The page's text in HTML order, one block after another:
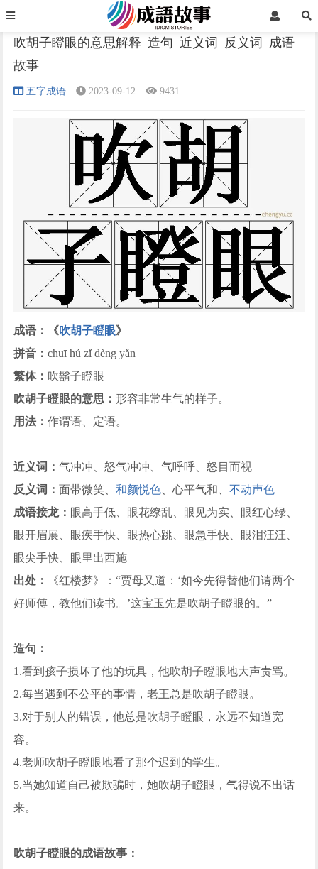
›
正文
吹胡子瞪眼的意思解释_造句_近义词_反义词_成语
故事
五字成语 2023-09-12 9431
成语：《吹胡子瞪眼》
拼音：chuī hú zǐ dèng yǎn
繁体： 吹鬍子瞪眼
吹胡子瞪眼的意思： 形容非常生气的样子。
用法：作谓语、定语。
近义词：气冲冲、怒气冲冲、气呼呼、怒目而视
反义词：面带微笑、和颜悦色 、心平气和、不动声色
成语接龙： 眼高手低、眼花缭乱、眼见为实、眼红心绿、
眼开眉展、眼疾手快、眼热心跳、眼急手快、眼泪汪汪、
眼尖手快、眼里出西施
出处：
《红楼梦》：“贾母又道：‘如今先得替他们请两个
好师傅，教他们读书。’这宝玉先是吹胡子瞪眼的。”
造句：
1.看到孩子损坏了他的玩具，他吹胡子瞪眼地大声责骂。
2.每当遇到不公平的事情，老王总是吹胡子瞪眼。
3.对于别人的错误，他总是吹胡子瞪眼，永远不知道宽
容。
4.老师吹胡子瞪眼地看了那个迟到的学生。
5.当她知道自己被欺骗时，她吹胡子瞪眼，气得说不出话
来。
吹胡子瞪眼的成语故事：